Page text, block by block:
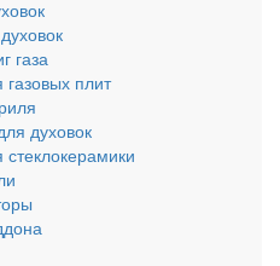
газа
плит
духовок